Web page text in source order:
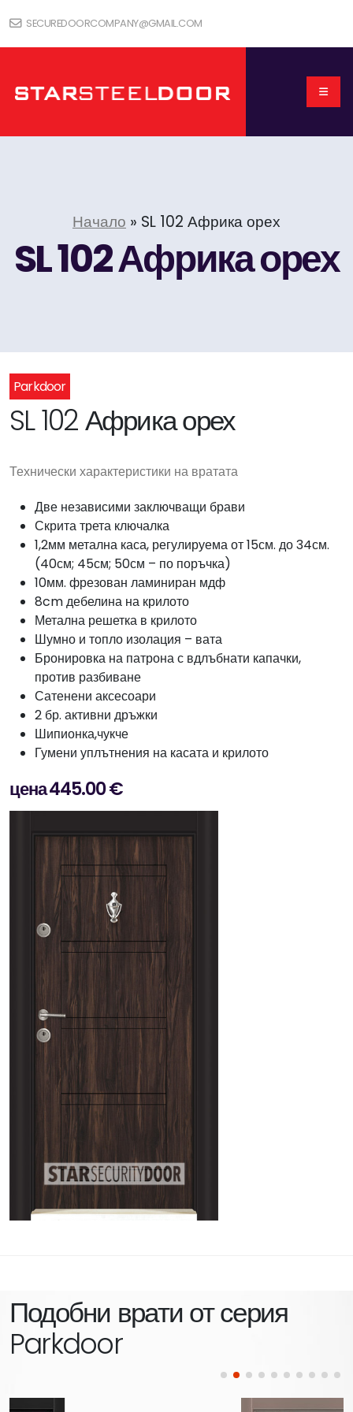
SECUREDOORCOMPANY@GMAIL.COM
Начало » SL 102 Африка орех
SL 102 Африка орех
Parkdoor
SL 102 Африка орех
Технически характеристики на вратата
Две независими заключващи брави
Скрита трета ключалка
1,2мм метална каса, регулируема от 15см. до 34см.
(40см; 45см; 50см – по поръчка)
10мм. фрезован ламиниран мдф
8cm дебелина на крилото
Метална решетка в крилото
Шумно и топло изолация – вата
Бронировка на патрона с вдлъбнати капачки,
против разбиване
Сатенени аксесоари
2 бр. активни дръжки
Шипионка,чукче
Гумени уплътнения на касата и крилото
цена 445.00 €
Подобни врати от серия
Parkdoor